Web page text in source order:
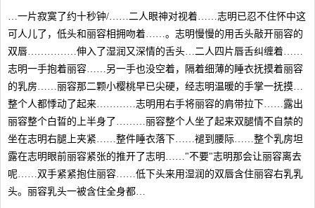
…一片寂寞了约十秒钟/……二人眼神对视着……志明已忍不住怀中这
可人儿了，低头和丽容相拥吻着……。志明慢慢的用舌头敲开丽容的
双唇……………伸入了湿润又深情的舌头…二人四片唇舌纠缠着……
志明一手抱着丽容……另一手也没空着，隔着细薄的睡衣抚摸着丽容
的乳房……丽容那二颗小樱桃早已尖硬，经志明温暖的手掌一抚摸…
整个人都悸动了起来…………志明用右手将丽容的肩带拉下……露出
丽容整个白晢的上半身了………丽容整个人坐了起来双腿情不自禁的
坐在志明右腿上夹紧……整件睡衣落下……褪到腰际……整个乳房坦
露在志明眼前丽容紧张的推开了志明……"不要"志明那会让丽容离去
呢……双手紧紧抱住丽容……低下头来用湿润的双唇含住丽容右乳乳
头。丽容乳头一被含住全身都…